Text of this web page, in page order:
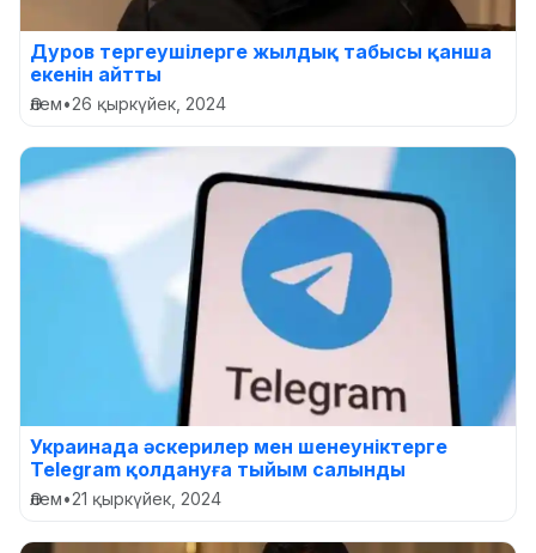
Дуров тергеушілерге жылдық табысы қанша
екенін айтты
Әлем•26 қыркүйек, 2024
Украинада әскерилер мен шенеуніктерге
Telegram қолдануға тыйым салынды
Әлем•21 қыркүйек, 2024